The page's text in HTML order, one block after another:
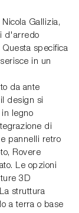
Gallizia,
d'arredo
specifica
in un
da ante
design si
legno
di
pannelli retro
Rovere
Le opzioni
3D
struttura
a terra o base